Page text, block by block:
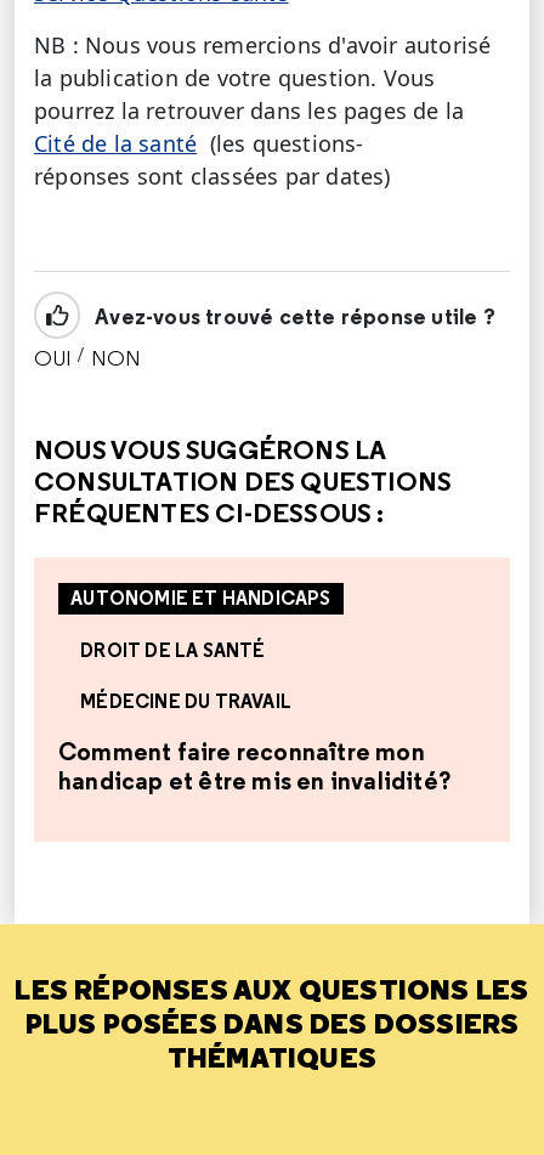
NB : Nous vous remercions d'avoir autorisé
la publication de votre question. Vous
pourrez la retrouver dans les pages de la
Cité de la santé (les questions-
réponses sont classées par dates)
Avez-vous trouvé cette réponse utile ?
OUI / NON
NOUS VOUS SUGGÉRONS LA
CONSULTATION DES QUESTIONS
FRÉQUENTES CI-DESSOUS :
AUTONOMIE ET HANDICAPS
DROIT DE LA SANTÉ
MÉDECINE DU TRAVAIL
Comment faire reconnaître mon
handicap et être mis en invalidité?
LES RÉPONSES AUX QUESTIONS LES
PLUS POSÉES DANS DES DOSSIERS
THÉMATIQUES